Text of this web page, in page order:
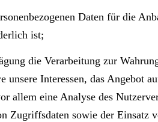
Daten für die
ist;
die Verarbeitung zur
Interessen, das Angebot
allem eine Analyse des
Zugriffsdaten sowie der Einsatz